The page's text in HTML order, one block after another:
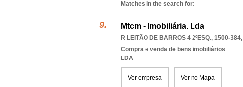
Matches in the search for:
Mtcm - Imobiliária, Lda
R LEITÃO DE BARROS 4 2ºESQ., 1500-384,
Compra e venda de bens imobiliários
LDA
Ver empresa Ver no Mapa